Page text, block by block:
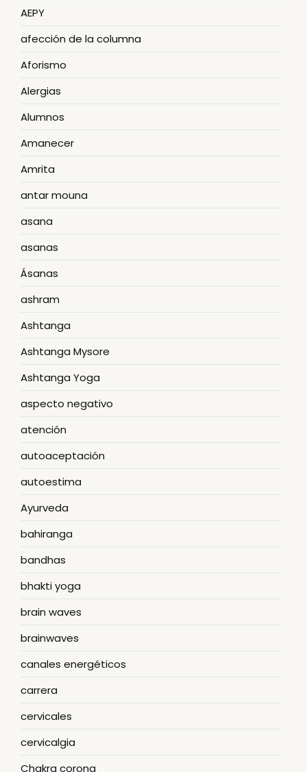
AEPY
afección de la columna
Aforismo
Alergias
Alumnos
Amanecer
Amrita
antar mouna
asana
asanas
Ásanas
ashram
Ashtanga
Ashtanga Mysore
Ashtanga Yoga
aspecto negativo
atención
autoaceptación
autoestima
Ayurveda
bahiranga
bandhas
bhakti yoga
brain waves
brainwaves
canales energéticos
carrera
cervicales
cervicalgia
Chakra corona